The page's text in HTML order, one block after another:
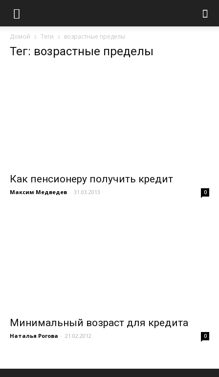
Домой Теги возрастные пределы
Тег: возрастные пределы
Как пенсионеру получить кредит
Максим Медведев - 31.03.2013 0
Минимальный возраст для кредита
Наталья Рогова - 21.02.2012 0